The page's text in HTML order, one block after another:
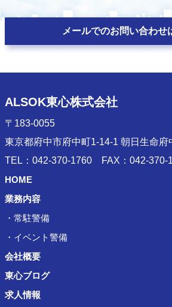
メールでのお問い合わせ
ALSOK東心株式会社
〒183-0055
東京都府中市府中町1-14-1 朝日生命府
TEL： 042-370-1760
FAX：042-370-
HOME
業務内容
常駐警備
イベント警備
会社概要
東心ブログ
求人情報